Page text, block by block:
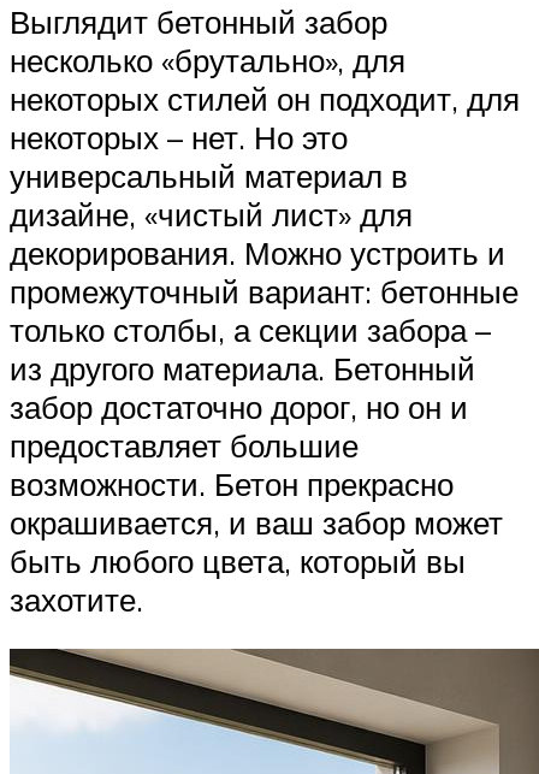
Выглядит бетонный забор
несколько «брутально», для
некоторых стилей он подходит, для
некоторых – нет. Но это
универсальный материал в
дизайне, «чистый лист» для
декорирования. Можно устроить и
промежуточный вариант: бетонные
только столбы, а секции забора –
из другого материала. Бетонный
забор достаточно дорог, но он и
предоставляет большие
возможности. Бетон прекрасно
окрашивается, и ваш забор может
быть любого цвета, который вы
захотите.